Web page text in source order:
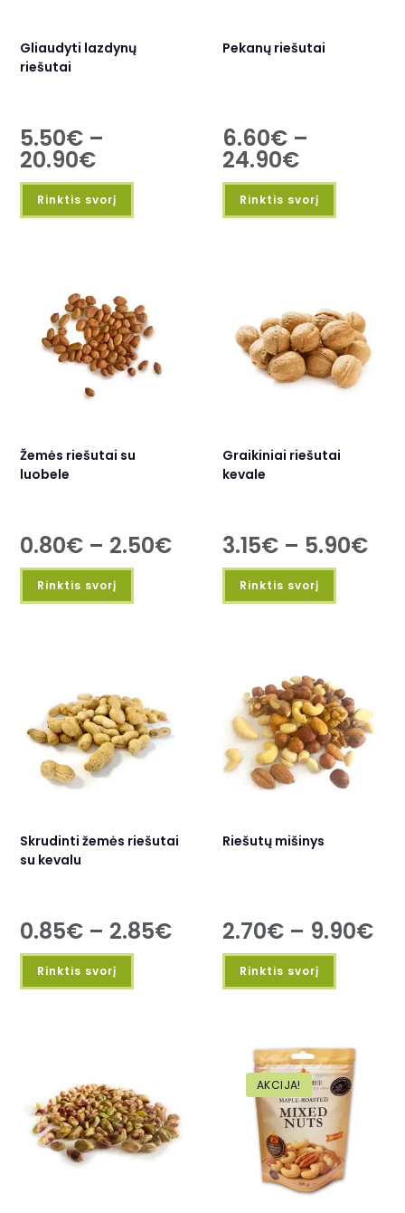
Gliaudyti lazdynų
riešutai
5.50€ –
20.90€
Rinktis svorį
Pekanų riešutai
6.60€ –
24.90€
Rinktis svorį
Žemės riešutai su
luobele
0.80€ – 2.50€
Rinktis svorį
Graikiniai riešutai
kevale
3.15€ – 5.90€
Rinktis svorį
Skrudinti žemės riešutai
su kevalu
0.85€ – 2.85€
Rinktis svorį
Riešutų mišinys
2.70€ – 9.90€
Rinktis svorį
AKCIJA!